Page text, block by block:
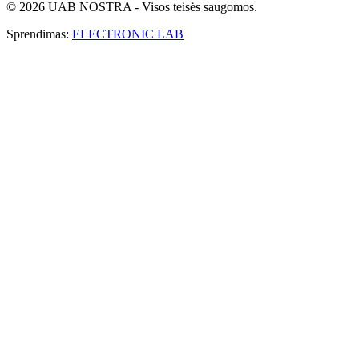
© 2026 UAB NOSTRA - Visos teisės saugomos.
Sprendimas: ELECTRONIC LAB